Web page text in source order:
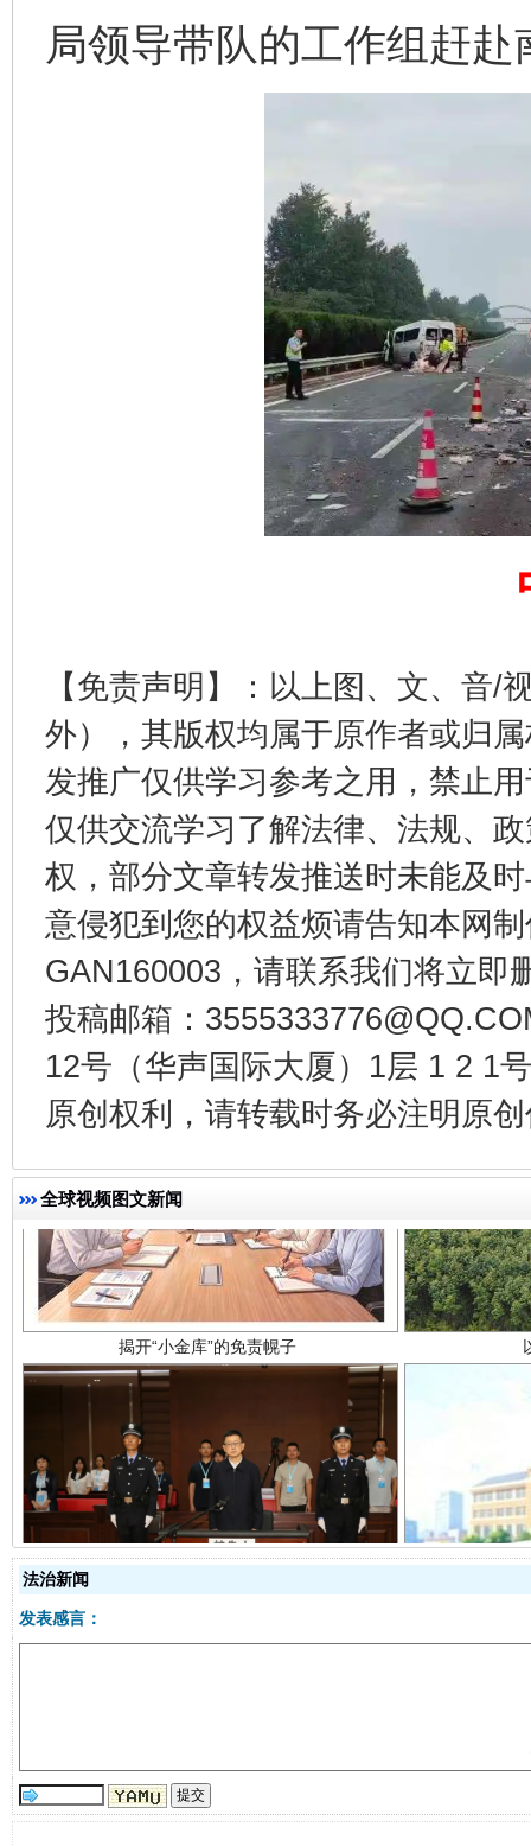
局领导带队的工作组赶
【免责声明】：以上图、文、音/
外），其版权均属于原作者或归
发推广仅供学习参考之用，禁止
仅供交流学习了解法律、法规、
权，部分文章转发推送时未能及
意侵犯到您的权益烦请告知本网
GAN160003，请联系我们将立即
投稿邮箱：
12号（华声国际大厦）1层 1 2 1
原创权利，请转载时务必注明原
全球视频图文新闻
完善运行机制助力责任有效落实
千年窑火 生生不息
揭开“小金库”的免责幌子
受贿1.44亿！段成刚被判无期 从幼
法治新闻
发表感言：